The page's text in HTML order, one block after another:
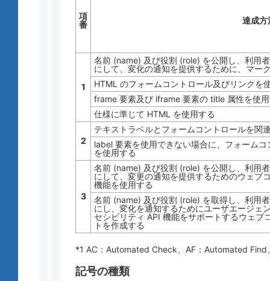
項
番
達成方
1
名前 (name) 及び役割 (role) を公開し、利用
にして、変化の通知を提供するために、マー
HTML のフォームコントロール及びリンクを
frame 要素及び iframe 要素の title 属性を使
仕様に準じて HTML を使用する
2
テキストラベルとフォームコントロールを関
label 要素を使用できない場合に、フォーム
を使用する
3
名前 (name) 及び役割 (role) を公開し、利用
にして、変更の通知を提供するためのウェブ
機能を使用する
名前 (name) 及び役割 (role) を取得し、利用
にし、変化を通知するためにユーザエージェ
セシビリティ API 機能をサポートするウェブ
トを作成する
*1 AC： Automated Check 、AF： Automated Find
記号の種類